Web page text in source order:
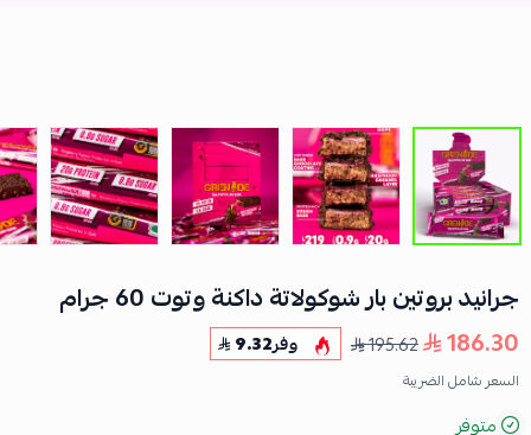
جرانيد بروتين بار شوكولاتة داكنة وتوت 60 جرام
186.30
195.62 وفر9.32
السعر شامل الضريبة
متوفر